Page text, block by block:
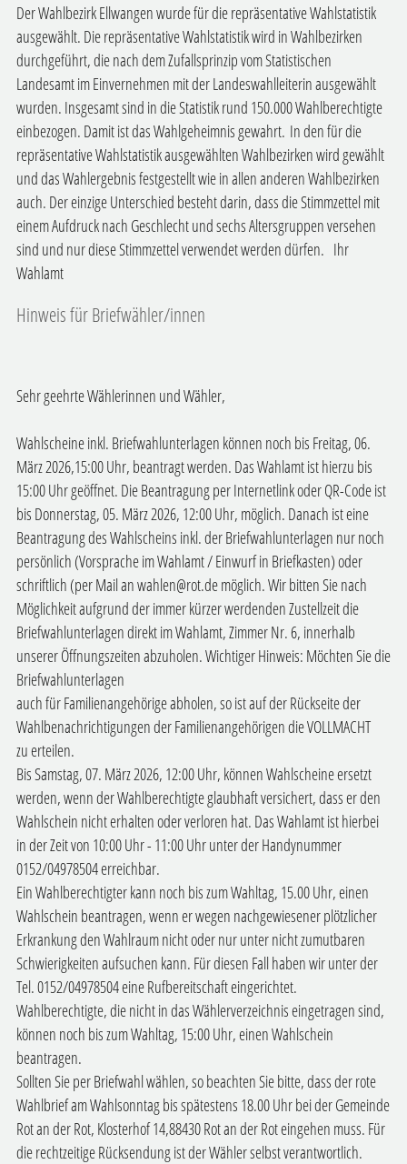
Der Wahlbezirk Ellwangen wurde für die repräsentative Wahlstatistik
ausgewählt. Die repräsentative Wahlstatistik wird in Wahlbezirken
durchgeführt, die nach dem Zufallsprinzip vom Statistischen
Landesamt im Einvernehmen mit der Landeswahlleiterin ausgewählt
wurden. Insgesamt sind in die Statistik rund 150.000 Wahlberechtigte
einbezogen. Damit ist das Wahlgeheimnis gewahrt. In den für die
repräsentative Wahlstatistik ausgewählten Wahlbezirken wird gewählt
und das Wahlergebnis festgestellt wie in allen anderen Wahlbezirken
auch. Der einzige Unterschied besteht darin, dass die Stimmzettel mit
einem Aufdruck nach Geschlecht und sechs Altersgruppen versehen
sind und nur diese Stimmzettel verwendet werden dürfen. Ihr
Wahlamt
Hinweis für Briefwähler/innen
Sehr geehrte Wählerinnen und Wähler,
Wahlscheine inkl. Briefwahlunterlagen können noch bis Freitag, 06.
März 2026,15:00 Uhr, beantragt werden. Das Wahlamt ist hierzu bis
15:00 Uhr geöffnet. Die Beantragung per Internetlink oder QR-Code ist
bis Donnerstag, 05. März 2026, 12:00 Uhr, möglich. Danach ist eine
Beantragung des Wahlscheins inkl. der Briefwahlunterlagen nur noch
persönlich (Vorsprache im Wahlamt / Einwurf in Briefkasten) oder
schriftlich (per Mail an wahlen@rot.de möglich. Wir bitten Sie nach
Möglichkeit aufgrund der immer kürzer werdenden Zustellzeit die
Briefwahlunterlagen direkt im Wahlamt, Zimmer Nr. 6, innerhalb
unserer Öffnungszeiten abzuholen. Wichtiger Hinweis: Möchten Sie die
Briefwahlunterlagen
auch für Familienangehörige abholen, so ist auf der Rückseite der
Wahlbenachrichtigungen der Familienangehörigen die VOLLMACHT
zu erteilen.
Bis Samstag, 07. März 2026, 12:00 Uhr, können Wahlscheine ersetzt
werden, wenn der Wahlberechtigte glaubhaft versichert, dass er den
Wahlschein nicht erhalten oder verloren hat. Das Wahlamt ist hierbei
in der Zeit von 10:00 Uhr - 11:00 Uhr unter der Handynummer
0152/04978504 erreichbar.
Ein Wahlberechtigter kann noch bis zum Wahltag, 15.00 Uhr, einen
Wahlschein beantragen, wenn er wegen nachgewiesener plötzlicher
Erkrankung den Wahlraum nicht oder nur unter nicht zumutbaren
Schwierigkeiten aufsuchen kann. Für diesen Fall haben wir unter der
Tel. 0152/04978504 eine Rufbereitschaft eingerichtet.
Wahlberechtigte, die nicht in das Wählerverzeichnis eingetragen sind,
können noch bis zum Wahltag, 15:00 Uhr, einen Wahlschein
beantragen.
Sollten Sie per Briefwahl wählen, so beachten Sie bitte, dass der rote
Wahlbrief am Wahlsonntag bis spätestens 18.00 Uhr bei der Gemeinde
Rot an der Rot, Klosterhof 14,88430 Rot an der Rot eingehen muss. Für
die rechtzeitige Rücksendung ist der Wähler selbst verantwortlich.